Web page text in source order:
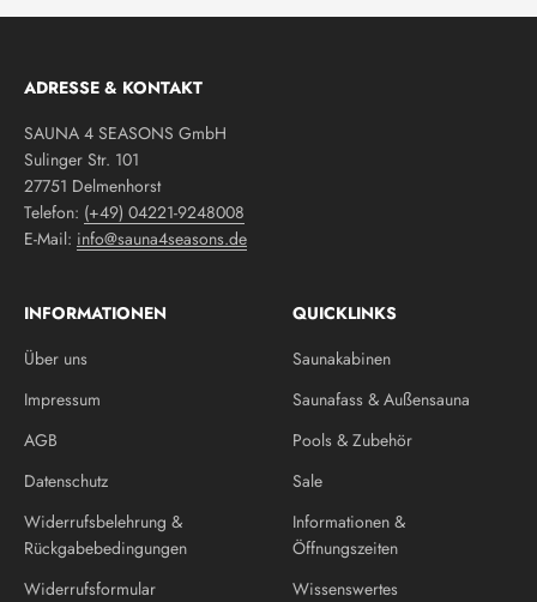
ADRESSE & KONTAKT
SAUNA 4 SEASONS GmbH
Sulinger Str. 101
27751 Delmenhorst
Telefon: (+49) 04221-9248008
E-Mail: info@sauna4seasons.de
INFORMATIONEN
Über uns
Impressum
AGB
Datenschutz
Widerrufsbelehrung &
Rückgabebedingungen
Widerrufsformular
QUICKLINKS
Saunakabinen
Saunafass & Außensauna
Pools & Zubehör
Sale
Informationen &
Öffnungszeiten
Wissenswertes